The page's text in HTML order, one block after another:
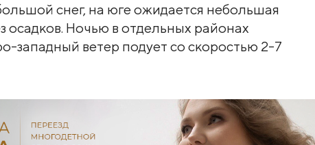
снег, на юге ожидается небольшая
осадков. Ночью в отдельных районах
западный ветер подует со скоростью 2-7